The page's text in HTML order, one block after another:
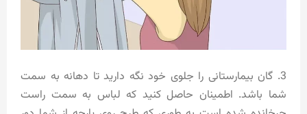
3. گان بیمارستانی را جلوی خود نگه دارید تا دهانه به سمت
شما باشد. اطمینان حاصل کنید که لباس به سمت راست